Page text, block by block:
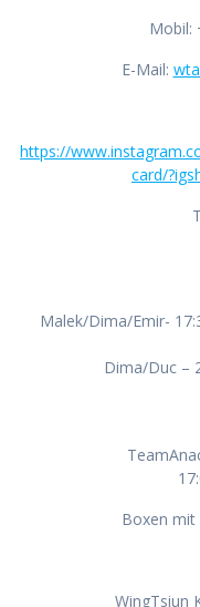
Mobil:
E-Mail:
https://
card/
Malek/Dima/Emir-
Dima/Duc –
Boxen mit
WingTsiun